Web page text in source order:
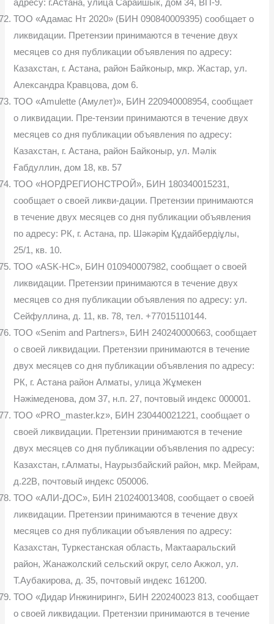
адресу: г.Астана, улица Сарайшык, дом 34, ВП-9.
ТОО «Адамас Нт 2020» (БИН 090840009395) сообщает о
ликвидации. Претензии принимаются в течение двух
месяцев со дня публикации объявления по адресу:
Казахстан, г. Астана, район Байконыр, мкр. Жастар, ул.
Александра Кравцова, дом 6.
ТОО «Amulette (Амулет)», БИН 220940008954, сообщает
о ликвидации. Пре-тензии принимаются в течение двух
месяцев со дня публикации объявления по адресу:
Казахстан, г. Астана, район Байконыр, ул. Мәлік
Ғабдуллин, дом 18, кв. 57
ТОО «НОРДРЕГИОНСТРОЙ», БИН 180340015231,
сообщает о своей ликви-дации. Претензии принимаются
в течение двух месяцев со дня публикации объявления
по адресу: РК, г. Астана, пр. Шәкәрім Құдайбердіұлы,
25/1, кв. 10.
ТОО «ASK-HC», БИН 010940007982, сообщает о своей
ликвидации. Претензии принимаются в течение двух
месяцев со дня публикации объявления по адресу: ул.
Сейфуллина, д. 11, кв. 78, тел. +77015110144.
ТОО «Senim and Partners», БИН 240240000663, сообщает
о своей ликвидации. Претензии принимаются в течение
двух месяцев со дня публикации объявления по адресу:
РК, г. Астана район Алматы, улица Жұмекен
Нәжімеденова, дом 37, н.п. 27, почтовый индекс 000001.
ТОО «PRO_master.kz», БИН 230440021221, сообщает о
своей ликвидации. Претензии принимаются в течение
двух месяцев со дня публикации объявления по адресу:
Казахстан, г.Алматы, Наурызбайский район, мкр. Мейрам,
д.22В, почтовый индекс 050006.
ТОО «АЛИ-ДОС», БИН 210240013408, сообщает о своей
ликвидации. Претензии принимаются в течение двух
месяцев со дня публикации объявления по адресу:
Казахстан, Туркестанская область, Мактааральский
район, Жанажолский сельский округ, село Акжол, ул.
Т.Аубакирова, д. 35, почтовый индекс 161200.
ТОО «Дидар Инжиниринг», БИН 220240023 813, сообщает
о своей ликвидации. Претензии принимаются в течение